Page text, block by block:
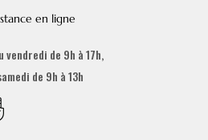
en ligne
vendredi de 9h à 17h,
de 9h à 13h